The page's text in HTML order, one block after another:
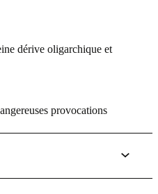
dérive oligarchique et
provocations